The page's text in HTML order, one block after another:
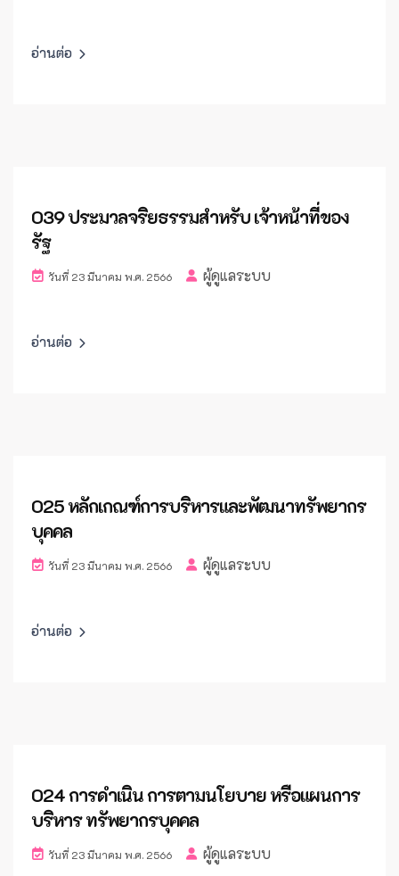
อ่านต่อ
O39 ประมวลจริยธรรมสำหรับ เจ้าหน้าที่ของ
รัฐ
วันที่ 23 มีนาคม พ.ศ. 2566 ผู้ดูแลระบบ
อ่านต่อ
O25 หลักเกณฑ์การบริหารและพัฒนาทรัพยากร
บุคคล
วันที่ 23 มีนาคม พ.ศ. 2566 ผู้ดูแลระบบ
อ่านต่อ
O24 การดำเนิน การตามนโยบาย หรือแผนการ
บริหาร ทรัพยากรบุคคล
วันที่ 23 มีนาคม พ.ศ. 2566 ผู้ดูแลระบบ